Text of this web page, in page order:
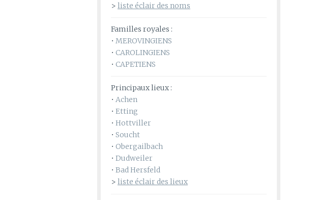
> liste éclair des noms
Familles royales :
• MEROVINGIENS
• CAROLINGIENS
• CAPETIENS
Principaux lieux :
• Achen
• Etting
• Hottviller
• Soucht
• Obergailbach
• Dudweiler
• Bad Hersfeld
> liste éclair des lieux